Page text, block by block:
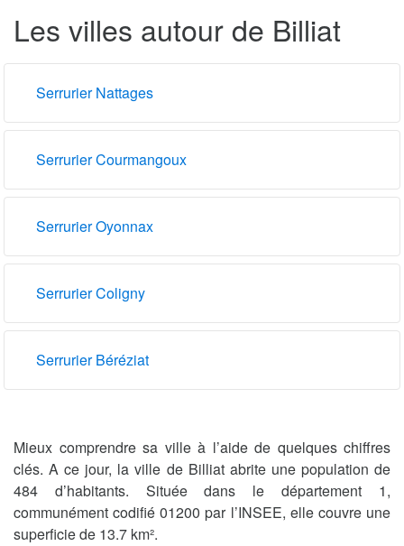
Les villes autour de Billiat
Serrurier Nattages
Serrurier Courmangoux
Serrurier Oyonnax
Serrurier Coligny
Serrurier Béréziat
Mieux comprendre sa ville à l’aide de quelques chiffres
clés. A ce jour, la ville de Billiat abrite une population de
484 d’habitants. Située dans le département 1,
communément codifié 01200 par l’INSEE, elle couvre une
superficie de 13.7 km².